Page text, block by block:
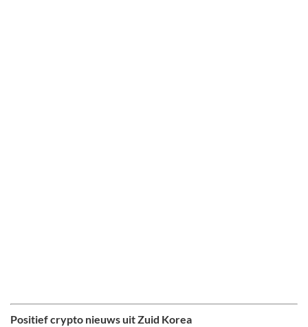
Positief crypto nieuws uit Zuid Korea